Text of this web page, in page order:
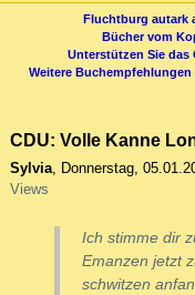
Fluchtburg autark
Bücher vom
Unterstützen Sie das
Weitere Buchempfehlungen
CDU: Volle Kanne
Sylvia, Donnerstag,
Views
Ich stimme dir
Emanzen jetzt
schwitzen